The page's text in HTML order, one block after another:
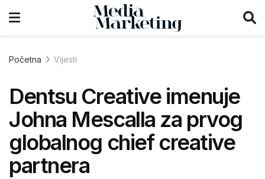
Početna Vijesti
Dentsu Creative imenuje
Johna Mescalla za prvog
globalnog chief creative
partnera